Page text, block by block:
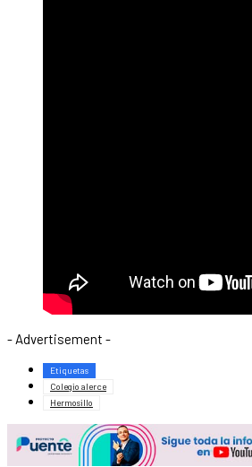
- Advertisement -
Etiquetas
Colegio alerce
Hermosillo